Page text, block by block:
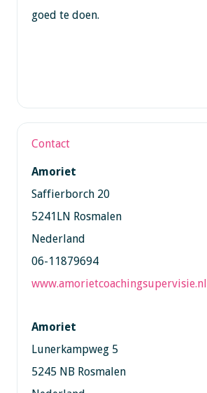
goed te doen.
Contact
Amoriet
Saffierborch 20
5241LN Rosmalen
Nederland
06-11879694
www.amorietcoachingsupervisie.nl
Amoriet
Lunerkampweg 5
5245 NB Rosmalen